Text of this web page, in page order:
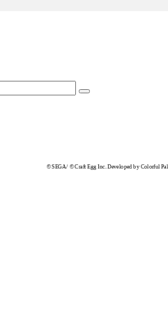
© SEGA / © Craft Egg Inc. Developed by Colorful